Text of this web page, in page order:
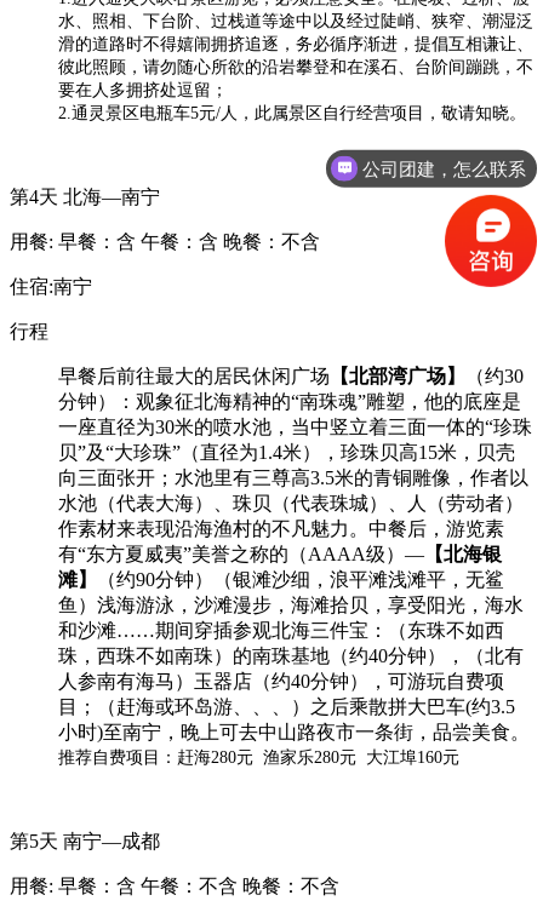
水、照相、下台阶、过栈道等途中以及经过陡峭、狭窄、潮湿泛
滑的道路时不得嬉闹拥挤追逐，务必循序渐进，提倡互相谦让、
彼此照顾，请勿随心所欲的沿岩攀登和在溪石、台阶间蹦跳，不
要在人多拥挤处逗留；
2.通灵景区电瓶车5元/人，此属景区自行经营项目，敬请知晓。
第4天 北海—南宁
用餐: 早餐：含 午餐：含 晚餐：不含
住宿:南宁
行程
早餐后前往最大的居民休闲广场 【北部湾广场】
（约30
分钟）：观象征北海精神的“南珠魂”雕塑，他的底座是
一座直径为30米的喷水池，当中竖立着三面一体的“珍珠
贝”及“大珍珠”（直径为1.4米），珍珠贝高15米，贝壳
向三面张开；水池里有三尊高3.5米的青铜雕像，作者以
水池（代表大海）、珠贝（代表珠城）、人（劳动者）
作素材来表现沿海渔村的不凡魅力。中餐后，游览素
有“东方夏威夷”美誉之称的（AAAA级）— 【北海银
滩】
（约90分钟）（银滩沙细，浪平滩浅滩平，无鲨
鱼）浅海游泳，沙滩漫步，海滩拾贝，享受阳光，海水
和沙滩……期间穿插参观北海三件宝：（东珠不如西
珠，西珠不如南珠）的南珠基地（约40分钟），（北有
人参南有海马）玉器店（约40分钟），可游玩自费项
目；（赶海或环岛游、、、）之后乘散拼大巴车(约3.5
小时)至南宁，晚上可去中山路夜市一条街，品尝美食。
推荐自费项目：赶海280元 渔家乐280元 大江埠160元
第5天 南宁—成都
用餐: 早餐：含 午餐：不含 晚餐：不含
公司团建，怎么联系